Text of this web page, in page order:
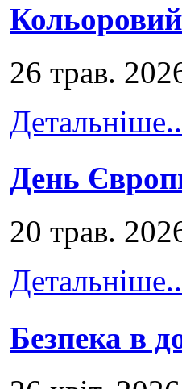
26 трав.
День
20 трав.
Безпека в